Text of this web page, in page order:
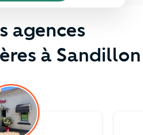
agences
à Sandillon